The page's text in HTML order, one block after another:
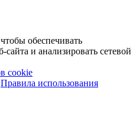
обеспечивать
и анализировать сетевой
cookie
Правила использования